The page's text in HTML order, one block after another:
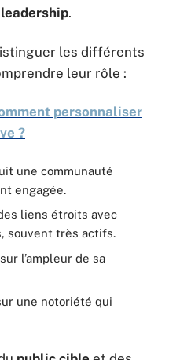
leadership.
les différents
leur rôle :
personnaliser
?
une communauté
engagée.
liens étroits avec
souvent très actifs.
l’ampleur de sa
une notoriété qui